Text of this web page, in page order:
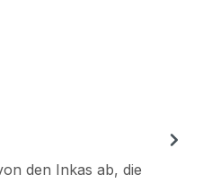
den Inkas ab, die